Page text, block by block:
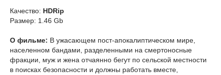
Качество: HDRip
Размер: 1.46 Gb
О фильме: В ужасающем пост-апокалиптическом мире,
населенном бандами, разделенными на смертоносные
фракции, муж и жена отчаянно бегут по сельской местности
в поисках безопасности и должны работать вместе,